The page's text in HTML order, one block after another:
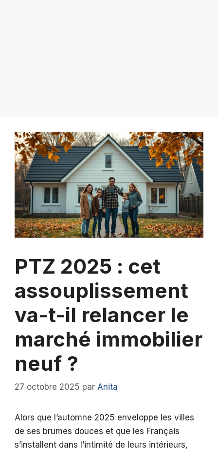
PTZ 2025 : cet
assouplissement
va-t-il relancer le
marché immobilier
neuf ?
27 octobre 2025 par Anita
Alors que l’automne 2025 enveloppe les villes
de ses brumes douces et que les Français
s’installent dans l’intimité de leurs intérieurs,